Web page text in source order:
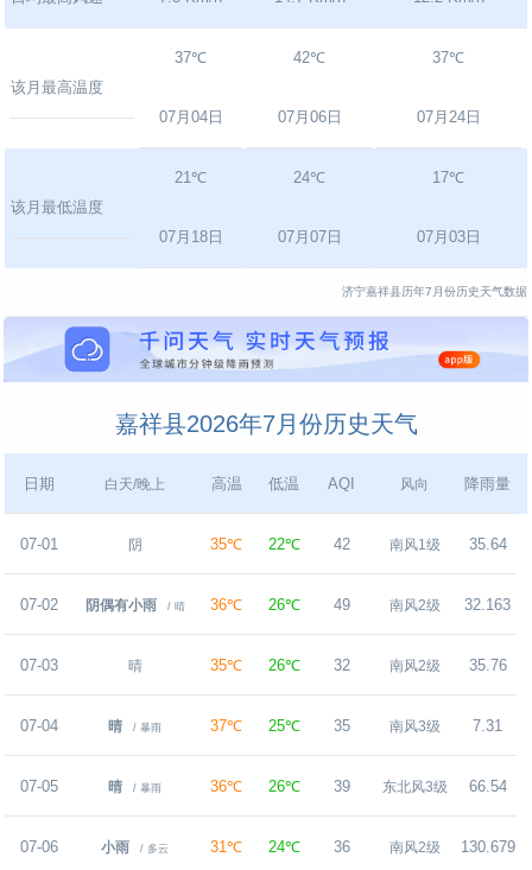
该月最高温度
37℃
07月04日
42℃
07月06日
37℃
07月24日
该月最低温度
21℃
07月18日
24℃
07月07日
17℃
07月03日
济宁嘉祥县历年7月份历史天气数据
嘉祥县2026年7月份历史天气
日期 白天/晚上 高温 低温 AQI 风向 降雨量
07-01 阴 35℃ 22℃ 42 南风1级 35.64
07-02 阴偶有小雨 / 晴 36℃ 26℃ 49 南风2级 32.163
07-03 晴 35℃ 26℃ 32 南风2级 35.76
07-04 晴 / 暴雨 37℃ 25℃ 35 南风3级 7.31
07-05 晴 / 暴雨 36℃ 26℃ 39 东北风3级 66.54
07-06 小雨 / 多云 31℃ 24℃ 36 南风2级 130.679